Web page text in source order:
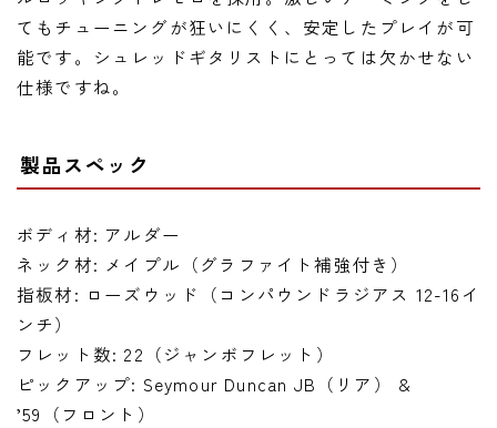
てもチューニングが狂いにくく、安定したプレイが可
能です。シュレッドギタリストにとっては欠かせない
仕様ですね。
製品スペック
ボディ材: アルダー
ネック材: メイプル（グラファイト補強付き）
指板材: ローズウッド（コンパウンドラジアス 12-16イ
ンチ）
フレット数: 22（ジャンボフレット）
ピックアップ: Seymour Duncan JB（リア） &
’59（フロント）